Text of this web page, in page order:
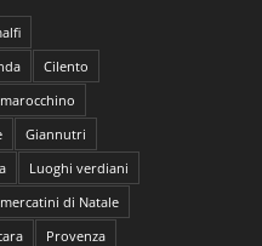
Cilento
Giannutri
Luoghi verdiani
mercatini di Natale
Provenza